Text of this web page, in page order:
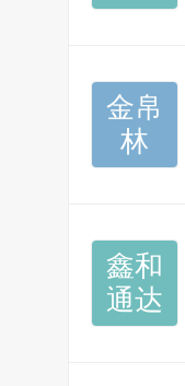
金帛
林
鑫和
通达